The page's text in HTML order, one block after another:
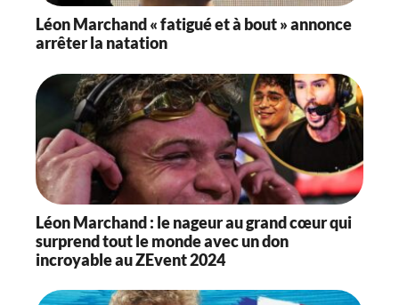
Léon Marchand « fatigué et à bout » annonce
arrêter la natation
Léon Marchand : le nageur au grand cœur qui
surprend tout le monde avec un don
incroyable au ZEvent 2024